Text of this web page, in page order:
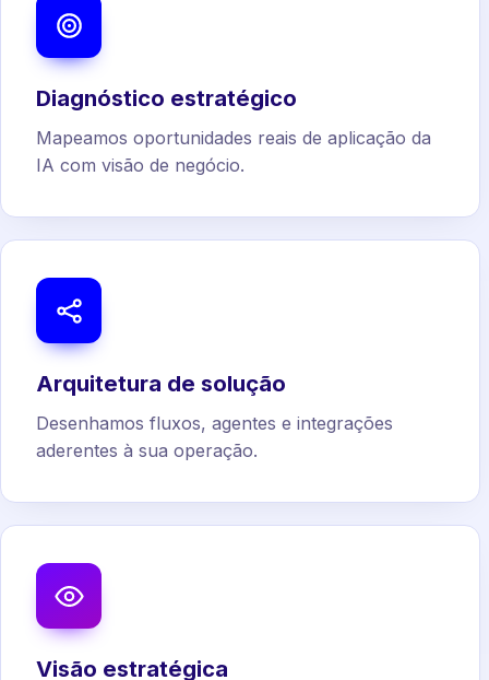
Diagnóstico estratégico
Mapeamos oportunidades reais de aplicação da
IA com visão de negócio.
Arquitetura de solução
Desenhamos fluxos, agentes e integrações
aderentes à sua operação.
Visão estratégica